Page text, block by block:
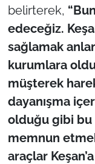
belirterek,
edeceğiz.
sağlamak
kurumlara
müşterek
dayanışma
olduğu gibi bu
memnun
araçlar
English News
Canlı Maç
Finans
Genel-A
Gündem-